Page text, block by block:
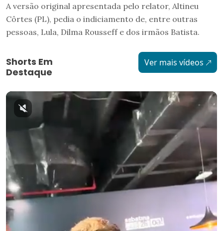
A versão original apresentada pelo relator, Altineu
Côrtes (PL), pedia o indiciamento de, entre outras
pessoas, Lula, Dilma Rousseff e dos irmãos Batista.
Shorts Em
Destaque
Ver mais vídeos